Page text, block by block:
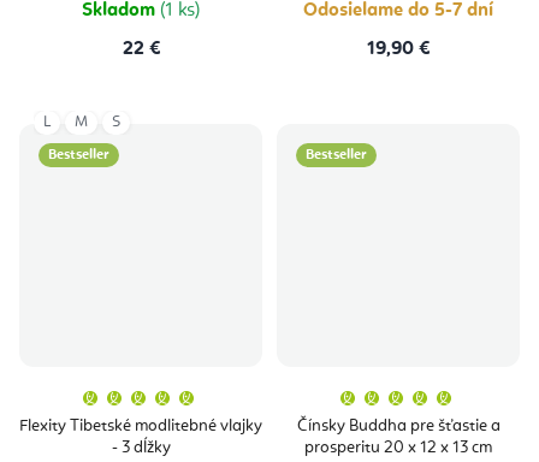
Skladom (1 ks)
22 €
Odosielame do 5-7 dní
19,90 €
Bestseller
Flexity Tibetské modlitebné vlajky
- 3 dĺžky
produktu
je
L M S
Bestseller
Čínsky Buddha pre šťastie a
prosperitu 20 x 12 x 13 cm
produktu
je
5,0